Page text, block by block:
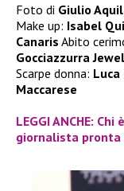
Foto di Giulio
Make up: Isabel
Canaris Abito
Gocciazzurra
Scarpe donna: Luca
Maccarese
LEGGI ANCHE:
giornalista pronta